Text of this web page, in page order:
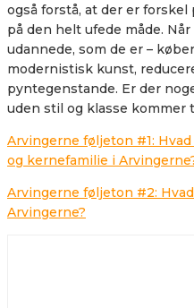
også forstå, at der er
på den helt ufede måde.
udannede, som de er –
modernistisk kunst,
pyntegenstande. Er der
uden stil og klasse kommer
Arvingerne føljeton #1:
og kernefamilie i
Arvingerne føljeton #2:
Arvingerne?